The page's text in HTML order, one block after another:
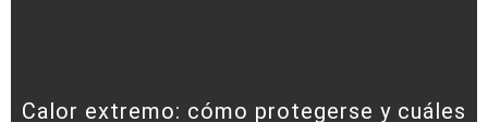
Calor extremo: cómo protegerse y cuáles